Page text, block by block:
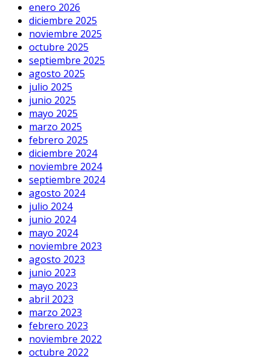
enero 2026
diciembre 2025
noviembre 2025
octubre 2025
septiembre 2025
agosto 2025
julio 2025
junio 2025
mayo 2025
marzo 2025
febrero 2025
diciembre 2024
noviembre 2024
septiembre 2024
agosto 2024
julio 2024
junio 2024
mayo 2024
noviembre 2023
agosto 2023
junio 2023
mayo 2023
abril 2023
marzo 2023
febrero 2023
noviembre 2022
octubre 2022